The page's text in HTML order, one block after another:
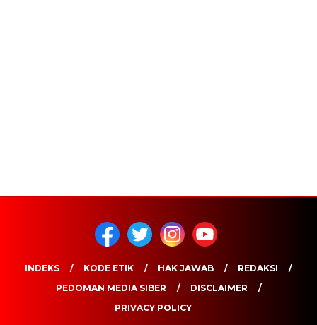
INDEKS KODE ETIK HAK JAWAB
REDAKSI
PEDOMAN MEDIA SIBER
DISCLAIMER
PRIVACY POLICY